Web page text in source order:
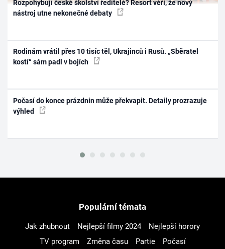
Rozpohybují české školství ředitelé? Resort věří, že nový
nástroj utne nekonečné debaty
Rodinám vrátil přes 10 tisíc těl, Ukrajinců i Rusů. „Sběratel
kostí“ sám padl v bojích
Počasí do konce prázdnin může překvapit. Detaily prozrazuje
výhled
Populární témata
Jak zhubnout Nejlepší filmy 2024
Nejlepší horory
TV program
Změna času Partie
Počasí